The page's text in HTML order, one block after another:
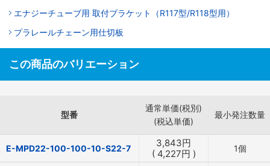
エナジーチューブ用 取付ブラケット（R117型/R118型用）
プラレールチェーン用仕切板
この商品のバリエーション
型番
通常単価(税別)
(税込単価)
最小発注数量
E-MPD22-100-100-10-S22-7 3,843円
( 4,227円 ) 1個